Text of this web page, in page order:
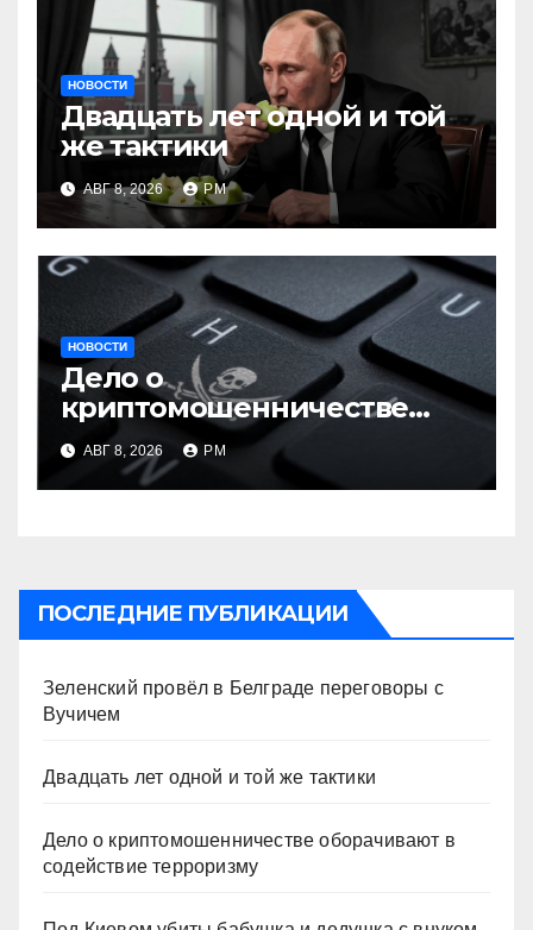
НОВОСТИ
Двадцать лет одной и той
же тактики
АВГ 8, 2026 РМ
НОВОСТИ
Дело о
криптомошенничестве
оборачивают в содействие
терроризму
АВГ 8, 2026 РМ
ПОСЛЕДНИЕ ПУБЛИКАЦИИ
Зеленский провёл в Белграде переговоры с
Вучичем
Двадцать лет одной и той же тактики
Дело о криптомошенничестве оборачивают в
содействие терроризму